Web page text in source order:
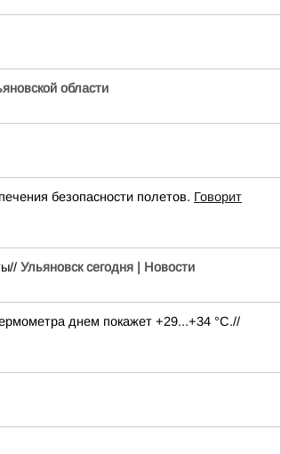
области
безопасности полетов. Говорит
Ульяновск сегодня | Новости
днем покажет +29...+34 °C.//